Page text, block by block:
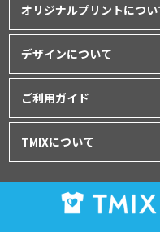
ポロシャツ│ スポーツウェ
パーカー・スウェット│
バッグ・ポーチ
シャツ│ユニフォーム│
グッズ│マグカップ・ボ
オリジナルプリントについ
シルクスクリーンプリント
昇華転写プリント
フルグラフィックプリント
プリント方法について
デザインについて
デザインシミュレーター
データ入稿について
ご利用ガイド
ドンドン割について
注文の流れ
TMIXについて
利用規約